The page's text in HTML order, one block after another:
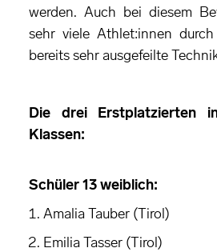
werden. Auch bei diesem
sehr viele Athlet:innen
bereits sehr ausgefeilte
Die drei Erstplatzierten
Klassen:
Schüler 13 weiblich:
Amalia Tauber (Tirol)
Emilia Tasser (Tirol)